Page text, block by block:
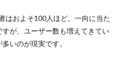
はおよそ100人ほど。一向に当た
が、ユーザー数も増えてきてい
いのが現実です。